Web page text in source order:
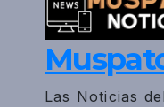
Las Noticias